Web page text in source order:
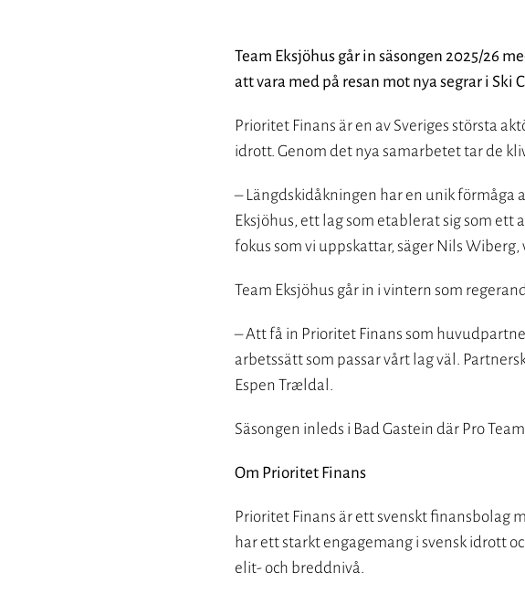
Team Eksjöhus går in säsongen 2025/26
att vara med på resan mot nya segrar i Ski
Prioritet Finans är en av Sveriges största
idrott. Genom det nya samarbetet tar de
– Längdskidåkningen har en unik förmåga
Eksjöhus, ett lag som etablerat sig som
fokus som vi uppskattar, säger Nils Wiberg,
Team Eksjöhus går in i vintern som
– Att få in Prioritet Finans som
arbetssätt som passar vårt lag väl.
Espen Trældal.
Säsongen inleds i Bad Gastein där Pro
Om Prioritet Finans
Prioritet Finans är ett svenskt finansbolag
har ett starkt engagemang i svensk idrott
elit- och breddnivå.